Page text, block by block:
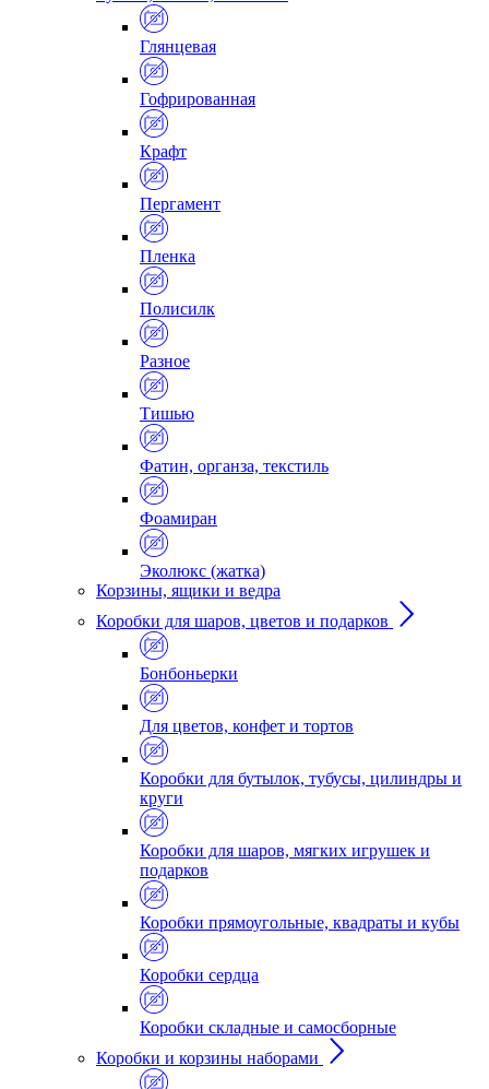
Глянцевая
Гофрированная
Крафт
Пергамент
Пленка
Полисилк
Разное
Тишью
Фатин, органза, текстиль
Фоамиран
Эколюкс (жатка)
Корзины, ящики и ведра
Коробки для шаров, цветов и подарков
Бонбоньерки
Для цветов, конфет и тортов
Коробки для бутылок, тубусы, цилиндры и
круги
Коробки для шаров, мягких игрушек и
подарков
Коробки прямоугольные, квадраты и кубы
Коробки сердца
Коробки складные и самосборные
Коробки и корзины наборами